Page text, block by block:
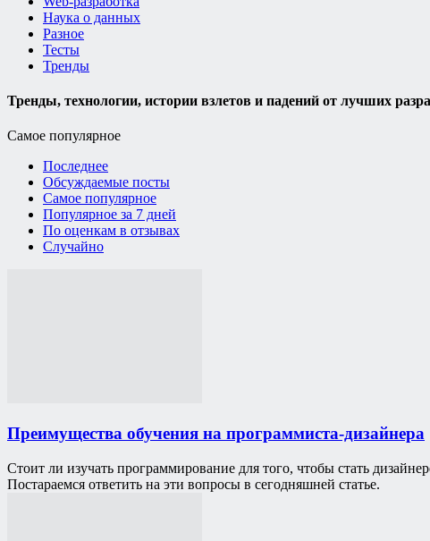
Наука о данных
Разное
Тесты
Тренды
Тренды, технологии, истории взлетов и падений от лучших
Самое популярное
Последнее
Обсуждаемые посты
Самое популярное
Популярное за 7 дней
По оценкам в отзывах
Случайно
Преимущества обучения на программиста-дизайнера
Стоит ли изучать программирование для того, чтобы стать
Постараемся ответить на эти вопросы в сегодняшней статье.